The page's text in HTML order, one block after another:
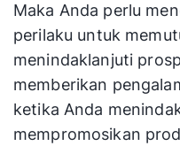
Maka Anda perlu
perilaku untuk
menindaklanjuti
memberikan
ketika Anda
mempromosikan